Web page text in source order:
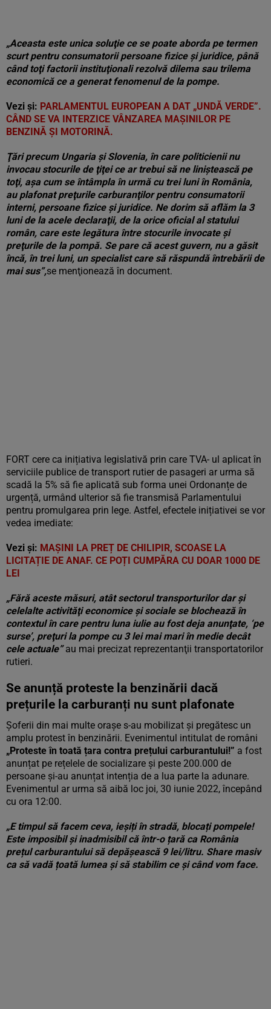
„Aceasta este unica soluţie ce se poate aborda pe termen
scurt pentru consumatorii persoane fizice şi juridice, până
când toţi factorii instituţionali rezolvă dilema sau trilema
economică ce a generat fenomenul de la pompe.
Vezi și: PARLAMENTUL EUROPEAN A DAT „UNDĂ VERDE”.
CÂND SE VA INTERZICE VÂNZAREA MAȘINILOR PE
BENZINĂ ȘI MOTORINĂ.
Ţări precum Ungaria şi Slovenia, în care politicienii nu
invocau stocurile de ţiţei ce ar trebui să ne liniştească pe
toţi, aşa cum se întâmpla în urmă cu trei luni în România,
au plafonat preţurile carburanţilor pentru consumatorii
interni, persoane fizice şi juridice. Ne dorim să aflăm la 3
luni de la acele declaraţii, de la orice oficial al statului
român, care este legătura între stocurile invocate şi
preţurile de la pompă. Se pare că acest guvern, nu a găsit
încă, în trei luni, un specialist care să răspundă întrebării de
mai sus”,se menţionează în document.
FORT cere ca inițiativa legislativă prin care TVA- ul aplicat în
serviciile publice de transport rutier de pasageri ar urma să
scadă la 5% să fie aplicată sub forma unei Ordonanțe de
urgență, urmând ulterior să fie transmisă Parlamentului
pentru promulgarea prin lege. Astfel, efectele inițiativei se vor
vedea imediate:
Vezi și: MAȘINI LA PREȚ DE CHILIPIR, SCOASE LA
LICITAȚIE DE ANAF. CE POȚI CUMPĂRA CU DOAR 1000 DE
LEI
„Fără aceste măsuri, atât sectorul transporturilor dar şi
celelalte activităţi economice şi sociale se blochează în
contextul în care pentru luna iulie au fost deja anunţate, ‘pe
surse’, preţuri la pompe cu 3 lei mai mari în medie decât
cele actuale”au mai precizat reprezentanţii transportatorilor
rutieri.
Se anunță proteste la benzinării dacă
prețurile la carburanți nu sunt plafonate
Șoferii din mai multe orașe s-au mobilizat și pregătesc un
amplu protest în benzinării. Evenimentul intitulat de români
„Proteste în toată țara contra prețului carburantului!” a fost
anunțat pe rețelele de socializare și peste 200.000 de
persoane și-au anunțat intenția de a lua parte la adunare.
Evenimentul ar urma să aibă loc joi, 30 iunie 2022, începând
cu ora 12:00.
„E timpul să facem ceva, ieșiți în stradă, blocați pompele!
Este imposibil și inadmisibil că într-o țară ca România
prețul carburantului să depășească 9 lei/litru. Share masiv
ca să vadă țoată lumea și să stabilim ce și când vom face.